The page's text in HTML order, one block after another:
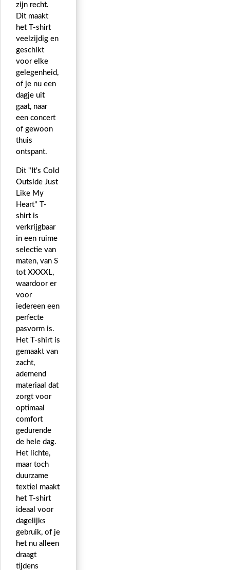
zijn recht.
Dit maakt
het T-shirt
veelzijdig en
geschikt
voor elke
gelegenheid,
of je nu een
dagje uit
gaat, naar
een concert
of gewoon
thuis
ontspant.
Dit "It's Cold
Outside Just
Like My
Heart" T-
shirt is
verkrijgbaar
in een ruime
selectie van
maten, van S
tot XXXXL,
waardoor er
voor
iedereen een
perfecte
pasvorm is.
Het T-shirt is
gemaakt van
zacht,
ademend
materiaal dat
zorgt voor
optimaal
comfort
gedurende
de hele dag.
Het lichte,
maar toch
duurzame
textiel maakt
het T-shirt
ideaal voor
dagelijks
gebruik, of je
het nu alleen
draagt
tijdens